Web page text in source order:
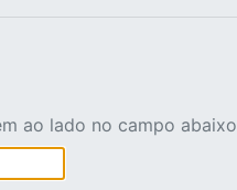
ao lado no campo abaixo